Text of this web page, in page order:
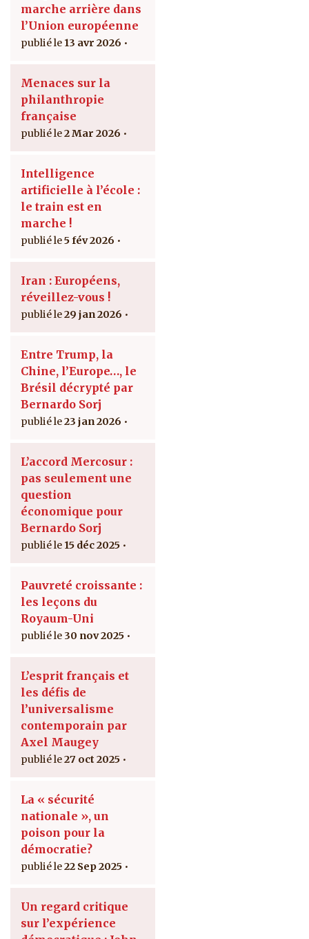
marche arrière dans
l’Union européenne
13 avr 2026
Menaces sur la
philanthropie
française
2 Mar 2026
Intelligence
artificielle à l’école :
le train est en
marche !
5 fév 2026
Iran : Européens,
réveillez-vous !
29 jan 2026
Entre Trump, la
Chine, l’Europe…, le
Brésil décrypté par
Bernardo Sorj
23 jan 2026
L’accord Mercosur :
pas seulement une
question
économique pour
Bernardo Sorj
15 déc 2025
Pauvreté croissante :
les leçons du
Royaum-Uni
30 nov 2025
L’esprit français et
les défis de
l’universalisme
contemporain par
Axel Maugey
27 oct 2025
La « sécurité
nationale », un
poison pour la
démocratie?
22 Sep 2025
Un regard critique
sur l’expérience